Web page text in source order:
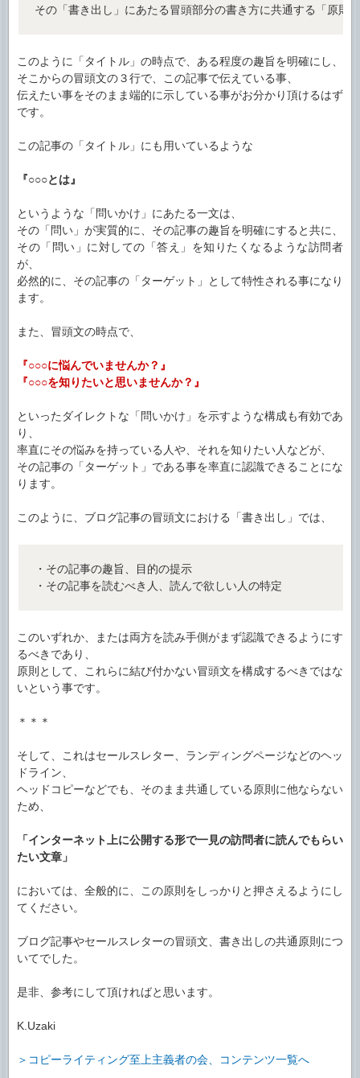
その「書き出し」にあたる冒頭部分の書き方に共通する「原則
このように「タイトル」の時点で、ある程度の趣旨を明確にし、
そこからの冒頭文の３行で、この記事で伝えている事、
伝えたい事をそのまま端的に示している事がお分かり頂けるはず
です。
この記事の「タイトル」にも用いているような
『○○○とは』
というような「問いかけ」にあたる一文は、
その「問い」が実質的に、その記事の趣旨を明確にすると共に、
その「問い」に対しての「答え」を知りたくなるような訪問者
が、
必然的に、その記事の「ターゲット」として特性される事になり
ます。
また、冒頭文の時点で、
『○○○に悩んでいませんか？』
『○○○を知りたいと思いませんか？』
といったダイレクトな「問いかけ」を示すような構成も有効であ
り、
率直にその悩みを持っている人や、それを知りたい人などが、
その記事の「ターゲット」である事を率直に認識できることにな
ります。
このように、ブログ記事の冒頭文における「書き出し」では、
・その記事の趣旨、目的の提示
・その記事を読むべき人、読んで欲しい人の特定
このいずれか、または両方を読み手側がまず認識できるようにす
るべきであり、
原則として、これらに結び付かない冒頭文を構成するべきではな
いという事です。
＊＊＊
そして、これはセールスレター、ランディングページなどのヘッ
ドライン、
ヘッドコピーなどでも、そのまま共通している原則に他ならない
ため、
「インターネット上に公開する形で一見の訪問者に読んでもらい
たい文章」
においては、全般的に、この原則をしっかりと押さえるようにし
てください。
ブログ記事やセールスレターの冒頭文、書き出しの共通原則につ
いてでした。
是非、参考にして頂ければと思います。
K.Uzaki
＞コピーライティング至上主義者の会、コンテンツ一覧へ